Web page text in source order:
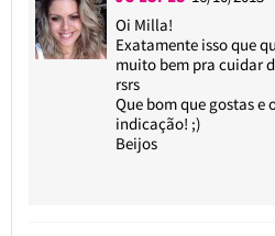
Oi Milla!
Exatamente isso que
muito bem pra cuidar
rsrs
Que bom que gostas e
indicação! ;)
Beijos